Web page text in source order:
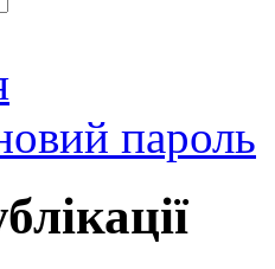
пароль